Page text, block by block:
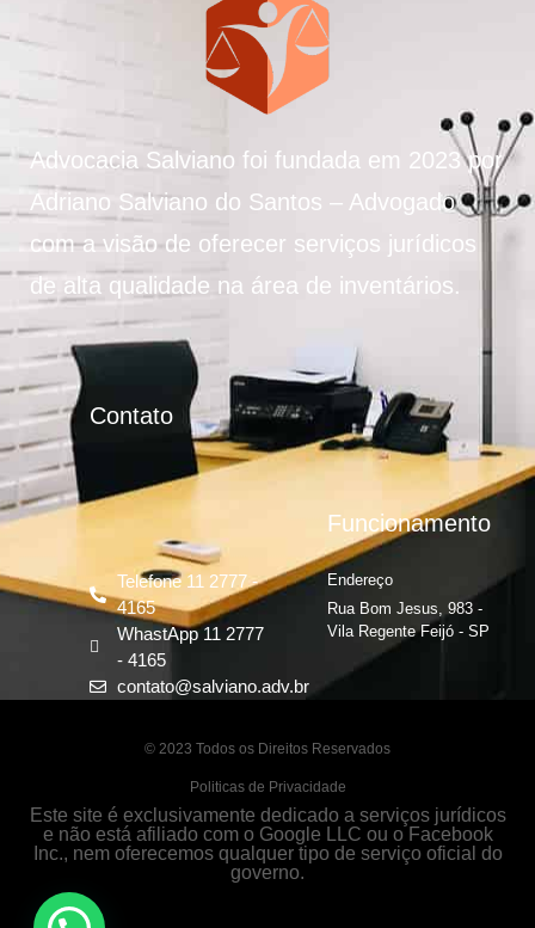
Advocacia Salviano foi fundada em 2023 por
Adriano Salviano do Santos – Advogado
com a visão de oferecer serviços jurídicos
de alta qualidade na área de inventários.
Contato
Telefone 11 2777 -
4165
WhastApp 11 2777
- 4165
contato@salviano.adv.br
Funcionamento
Endereço
Rua Bom Jesus, 983 -
Vila Regente Feijó - SP
© 2023 Todos os Direitos Reservados
Politicas de Privacidade
Este site é exclusivamente dedicado a serviços jurídicos
e não está afiliado com o Google LLC ou o Facebook
Inc., nem oferecemos qualquer tipo de serviço oficial do
governo.